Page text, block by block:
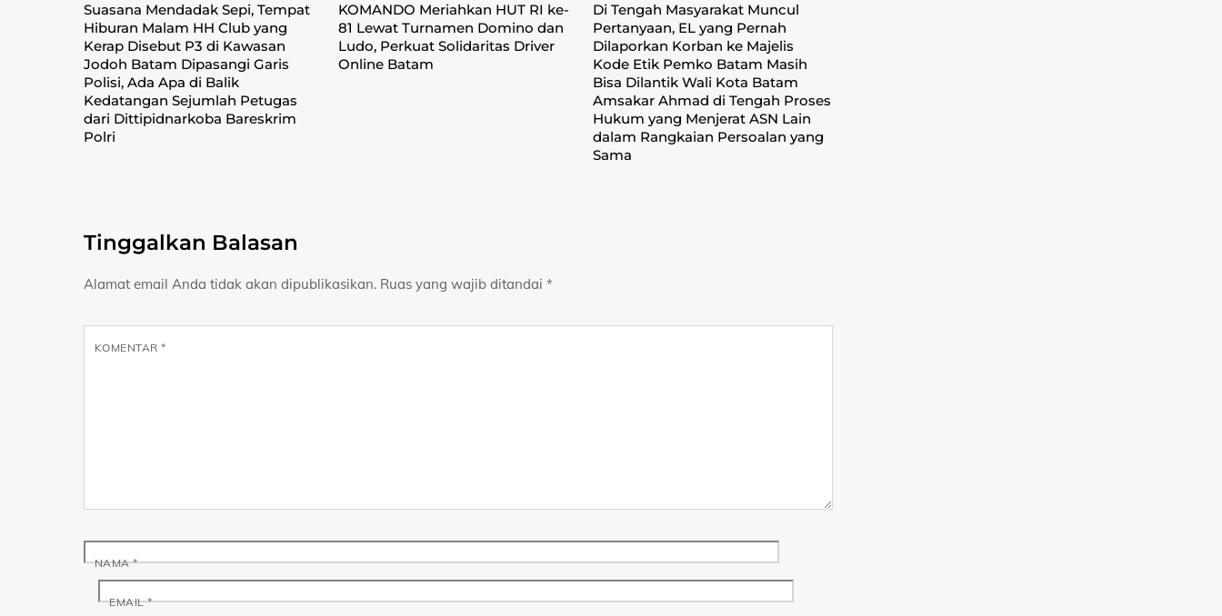
Suasana Mendadak Sepi, Tempat
Hiburan Malam HH Club yang
Kerap Disebut P3 di Kawasan
Jodoh Batam Dipasangi Garis
Polisi, Ada Apa di Balik
Kedatangan Sejumlah Petugas
dari Dittipidnarkoba Bareskrim
Polri
KOMANDO Meriahkan HUT RI ke-
81 Lewat Turnamen Domino dan
Ludo, Perkuat Solidaritas Driver
Online Batam
Di Tengah Masyarakat Muncul
Pertanyaan, EL yang Pernah
Dilaporkan Korban ke Majelis
Kode Etik Pemko Batam Masih
Bisa Dilantik Wali Kota Batam
Amsakar Ahmad di Tengah Proses
Hukum yang Menjerat ASN Lain
dalam Rangkaian Persoalan yang
Sama
Tinggalkan Balasan
Alamat email Anda tidak akan dipublikasikan. Ruas yang wajib ditandai *
KOMENTAR*
NAMA*
EMAIL*